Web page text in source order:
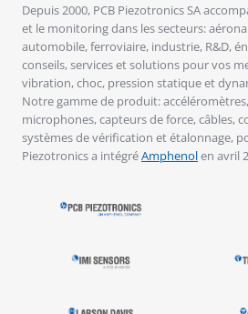
Depuis 2000, PCB Piezotronics SA
et le monitoring dans les secteurs:
automobile, ferroviaire, industrie, R&D,
conseils, services et solutions pour vos
vibration, choc, pression statique et
Notre gamme de produit:
microphones, capteurs de force, câbles,
systèmes de vérification et étalonnage,
Piezotronics a intégréAmphenolen avril